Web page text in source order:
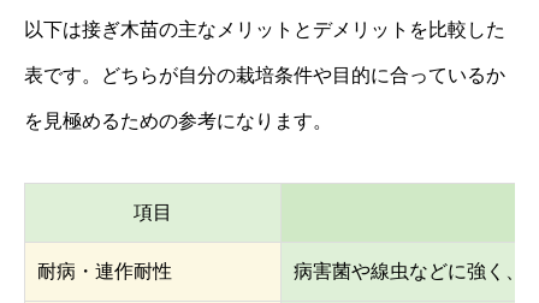
以下は接ぎ木苗の主なメリットとデメリットを比較した
表です。どちらが自分の栽培条件や目的に合っているか
を見極めるための参考になります。
項目
耐病・連作耐性 病害菌や線虫などに強く、